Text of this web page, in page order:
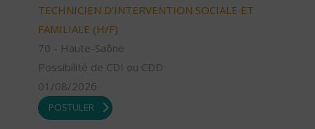
TECHNICIEN D’INTERVENTION SOCIALE ET
FAMILIALE (H/F)
70 - Haute-Saône
Possibilité de CDI ou CDD
01/08/2026
POSTULER